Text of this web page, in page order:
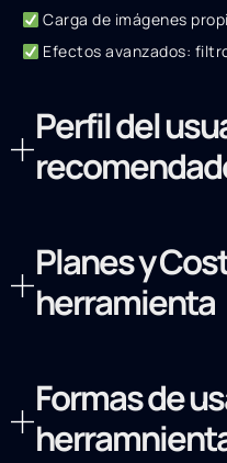
Carga de imágenes
Efectos avanzados:
Perfil del
Planes y
herramienta
Formas de